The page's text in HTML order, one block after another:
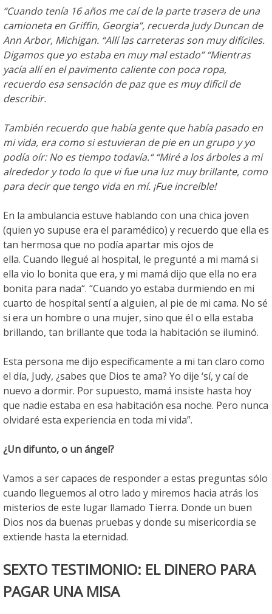
“Cuando tenía 16 años me caí de la parte trasera de una
camioneta en Griffin, Georgia”, recuerda Judy Duncan de
Ann Arbor, Michigan. “Allí las carreteras son muy difíciles.
Digamos que yo estaba en muy mal estado” “Mientras
yacía allí en el pavimento caliente con poca ropa,
recuerdo esa sensación de paz que es muy difícil de
describir.
También recuerdo que había gente que había pasado en
mi vida, era como si estuvieran de pie en un grupo y yo
podía oír: No es tiempo todavía.“ “Miré a los árboles a mi
alrededor y todo lo que vi fue una luz muy brillante, como
para decir que tengo vida en mí. ¡Fue increíble!
En la ambulancia estuve hablando con una chica joven
(quien yo supuse era el paramédico) y recuerdo que ella es
tan hermosa que no podía apartar mis ojos de
ella. Cuando llegué al hospital, le pregunté a mi mamá si
ella vio lo bonita que era, y mi mamá dijo que ella no era
bonita para nada“. “Cuando yo estaba durmiendo en mi
cuarto de hospital sentí a alguien, al pie de mi cama. No sé
si era un hombre o una mujer, sino que él o ella estaba
brillando, tan brillante que toda la habitación se iluminó.
Esta persona me dijo específicamente a mi tan claro como
el día, Judy, ¿sabes que Dios te ama? Yo dije ‘sí, y caí de
nuevo a dormir. Por supuesto, mamá insiste hasta hoy
que nadie estaba en esa habitación esa noche. Pero nunca
olvidaré esta experiencia en toda mi vida”.
¿Un difunto, o un ángel?
Vamos a ser capaces de responder a estas preguntas sólo
cuando lleguemos al otro lado y miremos hacia atrás los
misterios de este lugar llamado Tierra. Donde un buen
Dios nos da buenas pruebas y donde su misericordia se
extiende hasta la eternidad.
SEXTO TESTIMONIO: EL DINERO PARA
PAGAR UNA MISA